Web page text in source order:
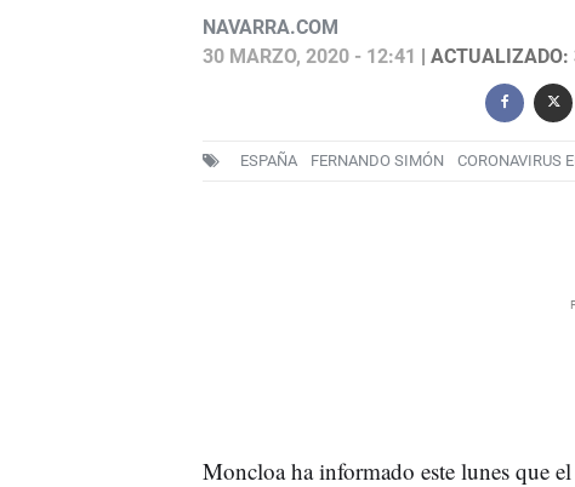
NAVARRA.COM
30 MARZO, 2020 - 12:41 |
ESPAÑA FERNANDO SIMÓN CORONAVIRUS
Moncloa ha informado este lunes que